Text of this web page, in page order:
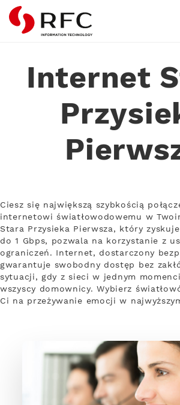
RFC
Internet
Ciesz się największą szybkością
internetowi światłowodowemu w
Stara Przysieka Pierwsza, który
do 1 Gbps, pozwala na korzystanie z
ograniczeń. Internet, dostarczony
gwarantuje swobodny dostęp bez
sytuacji, gdy z sieci w jednym
wszyscy domownicy. Wybierz
Ci na przeżywanie emocji w